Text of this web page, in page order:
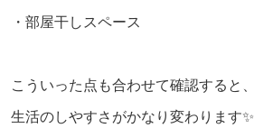
・部屋干しスペース
こういった点も合わせて確認すると、
生活のしやすさがかなり変わります✨